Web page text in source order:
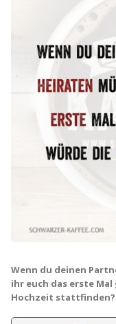
Wenn du deinen
ihr euch das erste
Hochzeit stattfinden?